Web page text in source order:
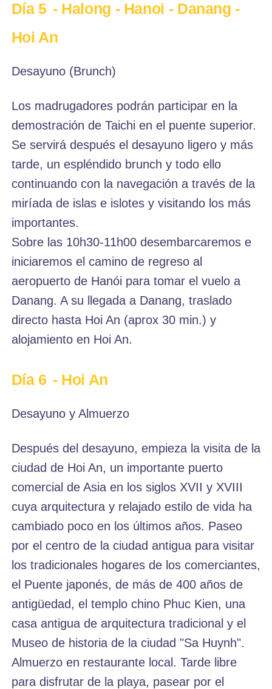
Día 5 - Halong - Hanoi - Danang -
Hoi An
Desayuno (Brunch)
Los madrugadores podrán participar en la
demostración de Taichi en el puente superior.
Se servirá después el desayuno ligero y más
tarde, un espléndido brunch y todo ello
continuando con la navegación a través de la
miríada de islas e islotes y visitando los más
importantes.
Sobre las 10h30-11h00 desembarcaremos e
iniciaremos el camino de regreso al
aeropuerto de Hanói para tomar el vuelo a
Danang. A su llegada a Danang, traslado
directo hasta Hoi An (aprox 30 min.) y
alojamiento en Hoi An.
Día 6 - Hoi An
Desayuno y Almuerzo
Después del desayuno, empieza la visita de la
ciudad de Hoi An, un importante puerto
comercial de Asia en los siglos XVII y XVIII
cuya arquitectura y relajado estilo de vida ha
cambiado poco en los últimos años. Paseo
por el centro de la ciudad antigua para visitar
los tradicionales hogares de los comerciantes,
el Puente japonés, de más de 400 años de
antigüedad, el templo chino Phuc Kien, una
casa antigua de arquitectura tradicional y el
Museo de historia de la ciudad "Sa Huynh".
Almuerzo en restaurante local. Tarde libre
para disfrutar de la playa, pasear por el